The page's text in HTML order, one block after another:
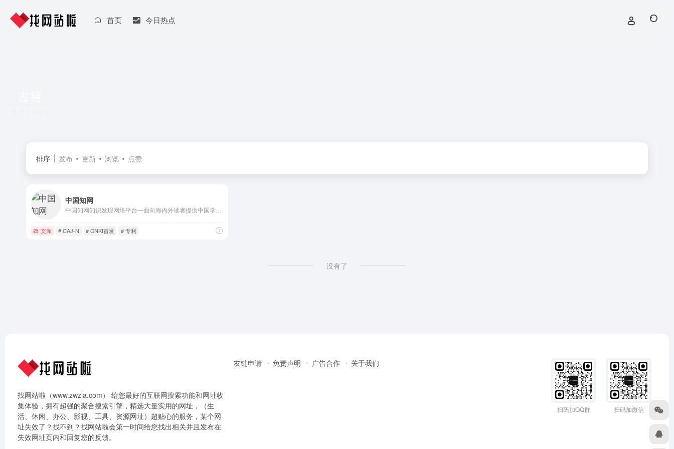
首页 今日热点
排序 发布 更新 浏览 点赞
中国知网
文库 # CAJ-N # CNKI首发 # 专利
没有了
找网站啦（www.zwzla.com） 给您最好的互联网搜索功能和网址收
集体验，拥有超强的聚合搜索引擎，精选大量实用的网址，（生
活、休闲、办公、影视、工具、资源网址）超贴心的服务，某个网
址失效了？找不到？找网站啦会第一时间给您找出相关并且发布在
失效网址页内和回复您的反馈。
友链申请 免责声明 广告合作 关于我们
扫码加QQ群 扫码加微信